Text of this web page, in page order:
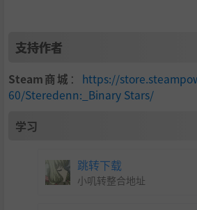
支持作者
Steam商城 ： https://
60/Steredenn:_Binary Stars/
学习
跳转下载
小叽转整合地址